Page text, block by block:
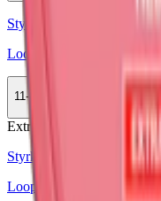
Styrka Normal · Slim
Loop Hot Peach Strong
11-pack
Extra Stark
Styrka Extra Stark · Slim
Loop Habanero Mint Extra